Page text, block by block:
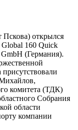
Пскова) открылся
160 Quick
(Германия).
комитета (ТДК)
Собрания
области
компании